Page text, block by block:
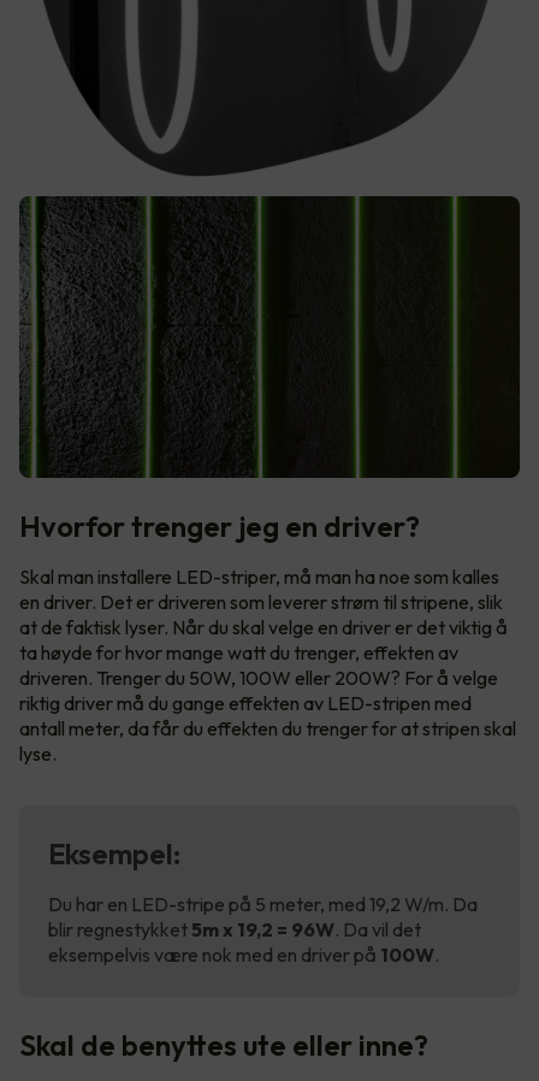
Hvorfor trenger jeg en driver?
Skal man installere LED-striper, må man ha noe som kalles
en driver. Det er driveren som leverer strøm til stripene, slik
at de faktisk lyser. Når du skal velge en driver er det viktig å
ta høyde for hvor mange watt du trenger, effekten av
driveren. Trenger du 50W, 100W eller 200W? For å velge
riktig driver må du gange effekten av LED-stripen med
antall meter, da får du effekten du trenger for at stripen skal
lyse.
Eksempel:
Du har en LED-stripe på 5 meter, med 19,2 W/m. Da
blir regnestykket5m x 19,2 = 96W. Da vil det
eksempelvis være nok med en driver på 100W.
Skal de benyttes ute eller inne?